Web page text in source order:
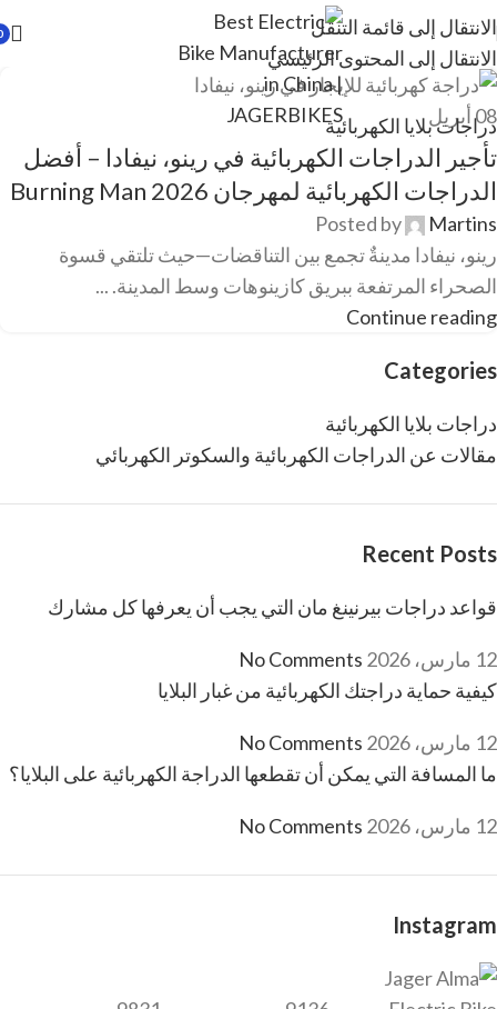
الانتقال إلى قائمة التنقل
الانتقال إلى المحتوى الرئيسي
08أبريل
دراجات بلايا الكهربائية
تأجير الدراجات الكهربائية في رينو، نيفادا – أفضل
الدراجات الكهربائية لمهرجان Burning Man 2026
Posted by
Martins
رينو، نيفادا مدينةٌ تجمع بين التناقضات—حيث تلتقي قسوة
الصحراء المرتفعة ببريق كازينوهات وسط المدينة. ...
Continue reading
Categories
دراجات بلايا الكهربائية
مقالات عن الدراجات الكهربائية والسكوتر الكهربائي
Recent Posts
قواعد دراجات بيرنينغ مان التي يجب أن يعرفها كل مشارك
12 مارس، 2026
No Comments
كيفية حماية دراجتك الكهربائية من غبار البلايا
12 مارس، 2026
No Comments
ما المسافة التي يمكن أن تقطعها الدراجة الكهربائية على البلايا؟
12 مارس، 2026 No Comments
Instagram